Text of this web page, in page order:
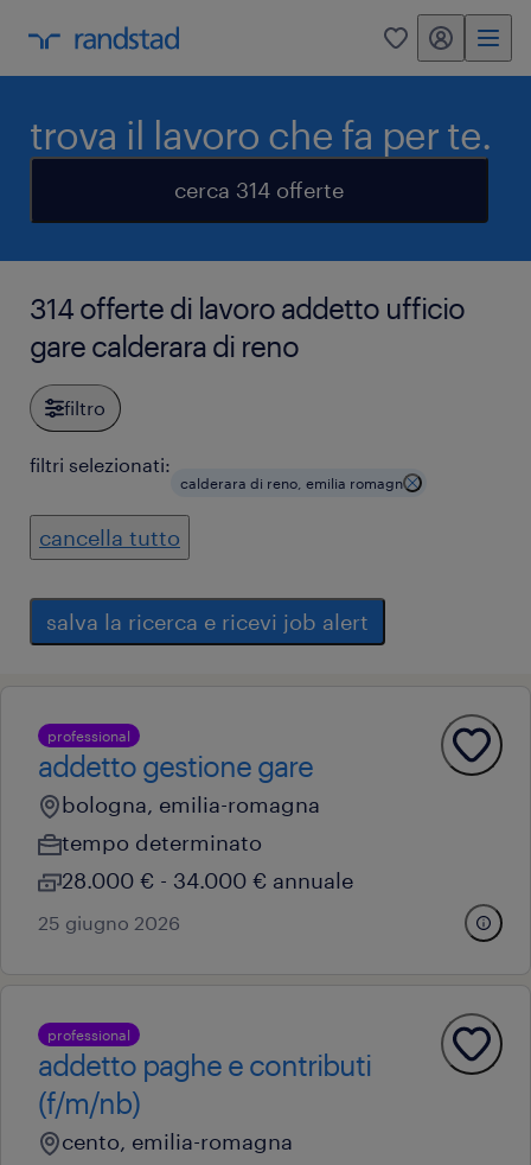
0 my randstad
trova il lavoro che fa per te.
cerca 314 offerte
314 offerte di lavoro addetto ufficio
gare calderara di reno
filtro
filtri selezionati:
calderara di reno, emilia romagn
cancella tutto
salva la ricerca e ricevi job alert
professional
addetto gestione gare
bologna, emilia-romagna
tempo determinato
28.000 € - 34.000 € annuale
25 giugno 2026
professional
addetto paghe e contributi
(f/m/nb)
cento, emilia-romagna